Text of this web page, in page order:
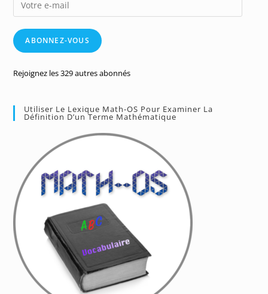
e-
mailABONNEZ-VOUS
Rejoignez les 329 autres abonnés
Utiliser Le Lexique Math-OS Pour Examiner La
Définition D’un Terme Mathématique